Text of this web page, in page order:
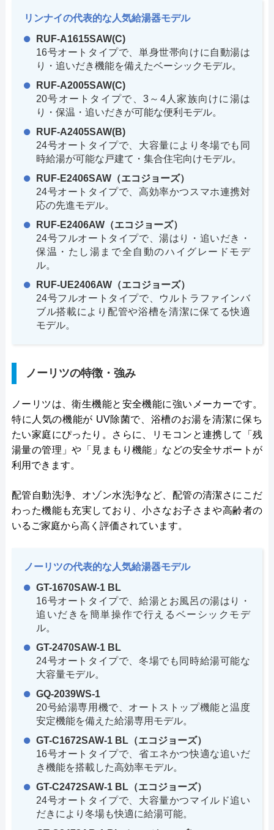
リンナイの代表的な人気給湯器モデル
RUF-A1615SAW(C)
16号オートタイプで、単身世帯向けに自動湯は
り・追いだき機能を備えたベーシックモデル。
RUF-A2005SAW(C)
20号オートタイプで、3～4人家族向けに湯は
り・保温・追いだきが可能な便利モデル。
RUF-A2405SAW(B)
24号オートタイプで、大容量により冬場でも同
時給湯が可能な戸建て・集合住宅向けモデル。
RUF-E2406SAW（エコジョーズ）
24号オートタイプで、高効率かつスマホ連携対
応の先進モデル。
RUF-E2406AW（エコジョーズ）
24号フルオートタイプで、湯はり・追いだき・
保温・たし湯まで全自動のハイグレードモデ
ル。
RUF-UE2406AW（エコジョーズ）
24号フルオートタイプで、ウルトラファインバ
ブル搭載により配管や浴槽を清潔に保てる快適
モデル。
ノーリツの特徴・強み
ノーリツは、衛生機能と安全機能に強いメーカーです。
特に人気の機能が UV除菌で、浴槽のお湯を清潔に保ち
たい家庭にぴったり。さらに、リモコンと連携して「残
湯量の管理」や「見まもり機能」などの安全サポートが
利用できます。
配管自動洗浄、オゾン水洗浄など、配管の清潔さにこだ
わった機能も充実しており、小さなお子さまや高齢者の
いるご家庭から高く評価されています。
ノーリツの代表的な人気給湯器モデル
GT-1670SAW-1 BL
16号オートタイプで、給湯とお風呂の湯はり・
追いだきを簡単操作で行えるベーシックモデ
ル。
GT-2470SAW-1 BL
24号オートタイプで、冬場でも同時給湯可能な
大容量モデル。
GQ-2039WS-1
20号給湯専用機で、オートストップ機能と温度
安定機能を備えた給湯専用モデル。
GT-C1672SAW-1 BL（エコジョーズ）
16号オートタイプで、省エネかつ快適な追いだ
き機能を搭載した高効率モデル。
GT-C2472SAW-1 BL（エコジョーズ）
24号オートタイプで、大容量かつマイルド追い
だきにより冬場も快適に給湯可能。